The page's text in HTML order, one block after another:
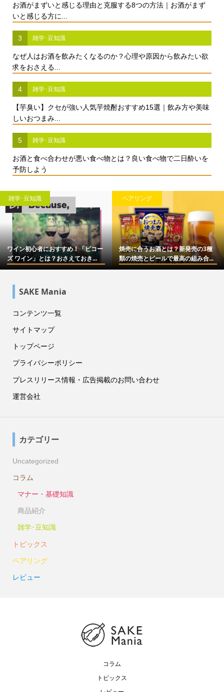
お酒がまずいと感じる理由と克服する8つの方法｜お酒がまず
いと感じる方に...
3 雑学･豆知識
なぜ人はお酒を飲みたくなるのか？心理や原因から飲みたい欲
求をおさえる...
4 雑学･豆知識
【芋臭い】クセが強い人気芋焼酎おすすめ15選｜飲み方や美味
しいおつまみ...
5 雑学･豆知識
お酒と食べ合わせが悪い食べ物とは？良い食べ物で二日酔いを
予防しよう
雑学･豆知識
ワイン初心者におすすめ！「ビコー
ズ ワイン」とは？おさえておき...
ペアリング
焼売に合うお酒とは？新発売の3種
類の焼売とビールで最高の組み合...
SAKE Mania
コンテンツ一覧
サイトマップ
トップページ
プライバシーポリシー
プレスリリース情報・広告掲載のお問い合わせ
運営会社
カテゴリー
Uncategorized
コラム
マナー・基礎知識
商品紹介
雑学･豆知識
トピックス
ペアリング
レビュー
コラム
トピックス